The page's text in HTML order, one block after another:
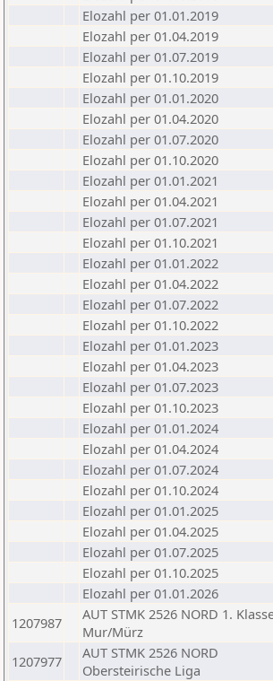
Elozahl per 01.01.2019
Elozahl per 01.04.2019
Elozahl per 01.07.2019
Elozahl per 01.10.2019
Elozahl per 01.01.2020
Elozahl per 01.04.2020
Elozahl per 01.07.2020
Elozahl per 01.10.2020
Elozahl per 01.01.2021
Elozahl per 01.04.2021
Elozahl per 01.07.2021
Elozahl per 01.10.2021
Elozahl per 01.01.2022
Elozahl per 01.04.2022
Elozahl per 01.07.2022
Elozahl per 01.10.2022
Elozahl per 01.01.2023
Elozahl per 01.04.2023
Elozahl per 01.07.2023
Elozahl per 01.10.2023
Elozahl per 01.01.2024
Elozahl per 01.04.2024
Elozahl per 01.07.2024
Elozahl per 01.10.2024
Elozahl per 01.01.2025
Elozahl per 01.04.2025
Elozahl per 01.07.2025
Elozahl per 01.10.2025
Elozahl per 01.01.2026
1207987
AUT STMK 2526 NORD 1.
Mur/Mürz
1207977
AUT STMK 2526 NORD
Obersteirische Liga